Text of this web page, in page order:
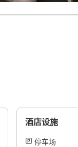
酒店设施
停车场